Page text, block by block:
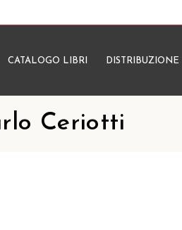
CATALOGO LIBRI DISTRIBUZIONE
Ceriotti